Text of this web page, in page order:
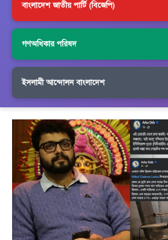
বাংলাদেশ জাতীয় পার্টি (বিজেপি)
গণঅধিকার পরিষদ
ইসলামী আন্দোলন বাংলাদেশ